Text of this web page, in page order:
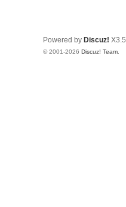
Powered by Discuz! X3.5
© 2001-2026 Discuz! Team